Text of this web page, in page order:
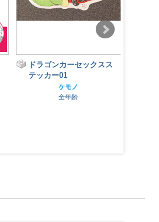
ドラゴンカーセックス(白
龍×フィアット500F)
ケモノ
全年齢